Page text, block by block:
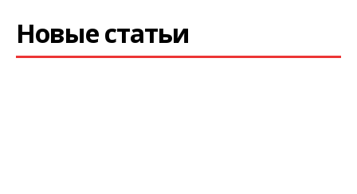
Новые статьи